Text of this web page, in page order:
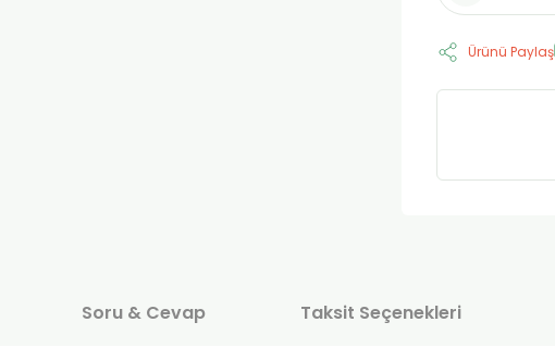
Ürünü Paylaş
Soru & Cevap Taksit Seçenekleri